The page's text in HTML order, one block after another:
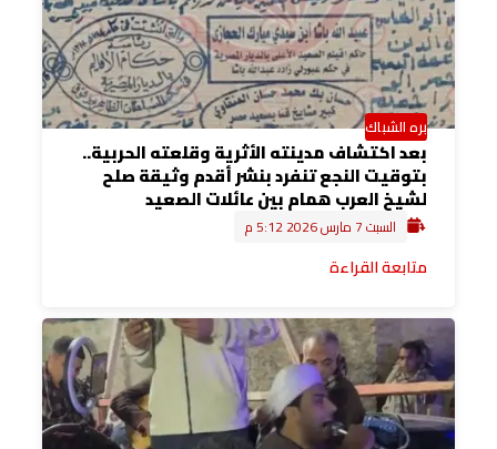
بره الشباك
بعد اكتشاف مدينته الأثرية وقلعته الحربية..
بتوقيت النجع تنفرد بنشر أقدم وثيقة صلح
لشيخ العرب همام بين عائلات الصعيد
السبت 7 مارس 2026 5:12 م
متابعة القراءة